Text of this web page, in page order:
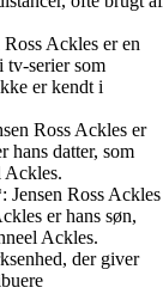
Ackles er en
tv-serier som
er kendt i
Ross Ackles er
hans datter, som
Ackles.
Ross Ackles
er hans søn,
Ackles.
der giver